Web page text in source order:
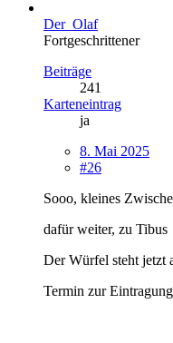
Der_Olaf
Fortgeschrittener
Beiträge
241
Karteneintrag
ja
8. Mai 2025
#26
Sooo, kleines
dafür weiter, zu Tibus
Der Würfel steht jetzt
Termin zur